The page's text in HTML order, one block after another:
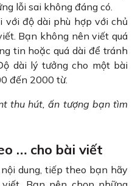
lỗi sai không đáng có.
với độ dài phù hợp với chủ
Bạn không nên viết quá
tin hoặc quá dài để tránh
dài lý tưởng cho một bài
đến 2000 từ.
thu hút, ấn tượng bạn tìm
… cho bài viết
dung, tiếp theo bạn hãy